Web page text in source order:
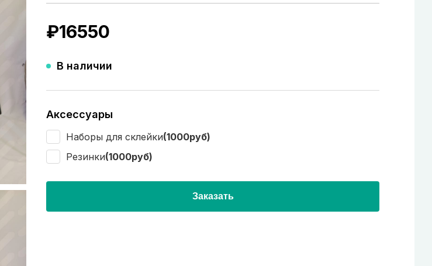
₽16550
В наличии
Аксессуары
Наборы для склейки(1000руб)
Резинки(1000руб)
Заказать